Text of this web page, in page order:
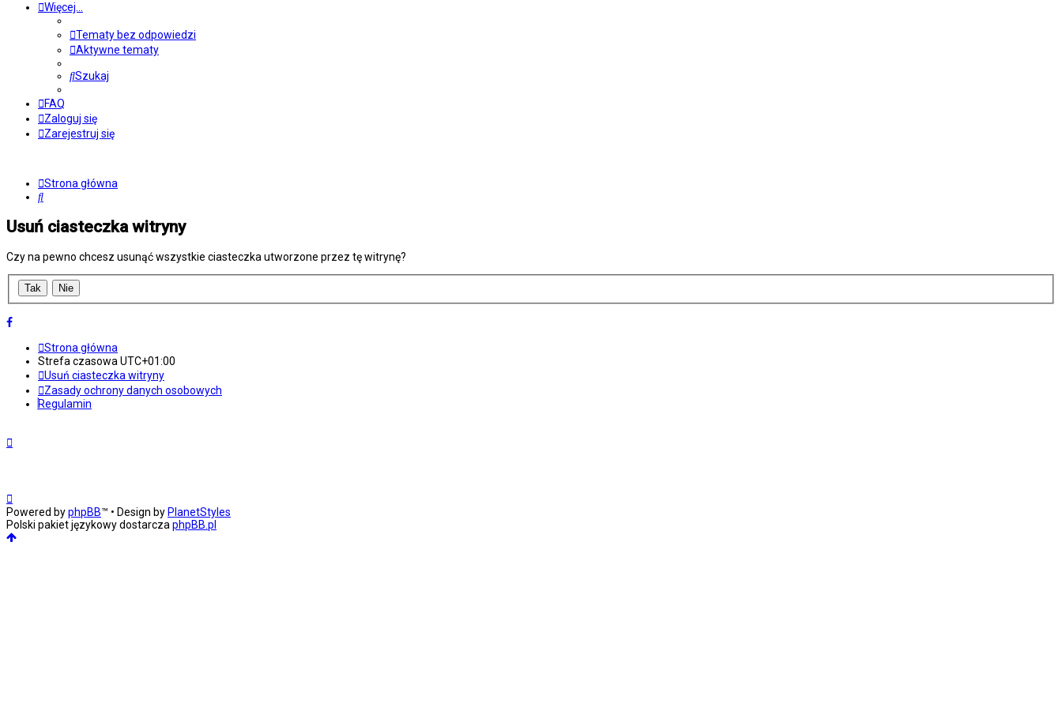
Więcej…
Tematy bez odpowiedzi
Aktywne tematy
Szukaj
FAQ
Zaloguj się
Zarejestruj się
Strona główna
Szukaj
Usuń ciasteczka witryny
Czy na pewno chcesz usunąć wszystkie ciasteczka utworzone przez tę witrynę?
Strona główna
Strefa czasowaUTC+01:00
Usuń ciasteczka witryny
Zasady ochrony danych osobowych
Regulamin
Powered byphpBB™ • Design by PlanetStyles
Polski pakiet językowy dostarczaphpBB.pl